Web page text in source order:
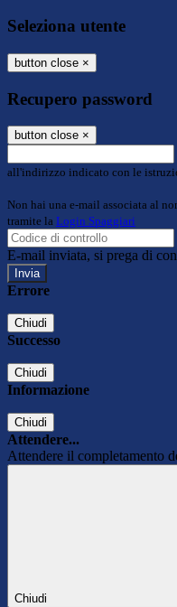
Seleziona utente
button close ×
Recupero password
button close ×
all'indirizzo indicato con le
Non hai una e-mail associata al
tramite la Login Spaggiari
E-mail inviata, si prega di
Errore
Chiudi
Successo
Chiudi
Informazione
Chiudi
Attendere...
Attendere il completamento
Chiudi